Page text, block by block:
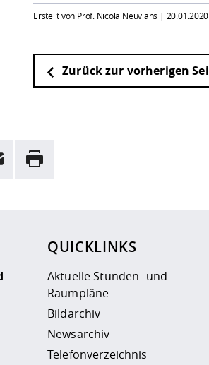
Erstellt von Prof. Nicola Neuvians | 20.01.2020
Zurück zur vorherigen
Drucken
QUICKLINKS
Aktuelle Stunden- und
Raumpläne
Bildarchiv
Newsarchiv
Telefonverzeichnis